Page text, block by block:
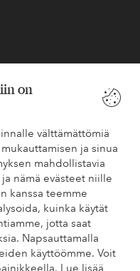
on
välttämättömiä
ja sinua
mahdollistavia
nämä evästeet niille
kanssa teemme
kuinka käytät
jotta saat
Napsauttamalla
käyttöömme. Voit
Lue lisää
kysymyksiin usein
siitä, miten voit ottaa
Maksutavat